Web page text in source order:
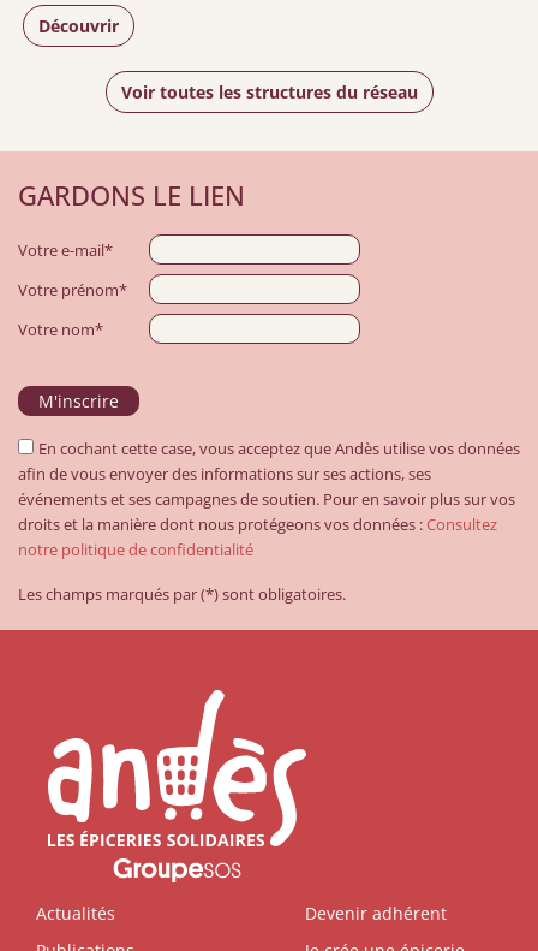
Découvrir
Voir toutes les structures du réseau
GARDONS LE LIEN
Votre e-mail*
Votre prénom*
Votre nom*
En cochant cette case, vous acceptez que Andès utilise vos données
afin de vous envoyer des informations sur ses actions, ses
événements et ses campagnes de soutien. Pour en savoir plus sur vos
droits et la manière dont nous protégeons vos données :Consultez
notre politique de confidentialité
Les champs marqués par (*) sont obligatoires.
Actualités
Devenir adhérent